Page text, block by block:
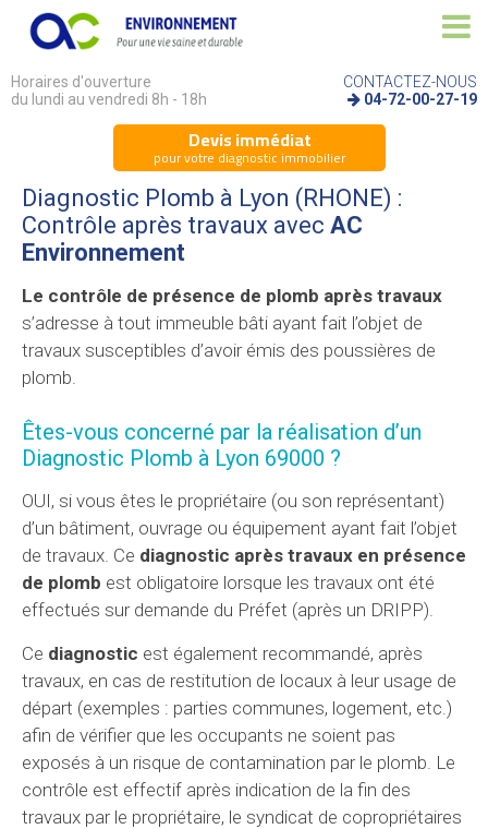
Horaires d'ouverture
du lundi au vendredi 8h - 18h
CONTACTEZ-NOUS
04-72-00-27-19
Devis immédiat
pour votre diagnostic immobilier
Diagnostic Plomb à Lyon (RHONE) :
Contrôle après travaux avec AC
Environnement
Le contrôle de présence de plomb après travaux
s’adresse à tout immeuble bâti ayant fait l’objet de
travaux susceptibles d’avoir émis des poussières de
plomb.
Êtes-vous concerné par la réalisation d’un
Diagnostic Plomb à Lyon 69000 ?
OUI, si vous êtes le propriétaire (ou son représentant)
d’un bâtiment, ouvrage ou équipement ayant fait l’objet
de travaux. Ce diagnostic après travaux en présence
de plomb est obligatoire lorsque les travaux ont été
effectués sur demande du Préfet (après un DRIPP).
Ce diagnostic est également recommandé, après
travaux, en cas de restitution de locaux à leur usage de
départ (exemples : parties communes, logement, etc.)
afin de vérifier que les occupants ne soient pas
exposés à un risque de contamination par le plomb. Le
contrôle est effectif après indication de la fin des
travaux par le propriétaire, le syndicat de copropriétaires